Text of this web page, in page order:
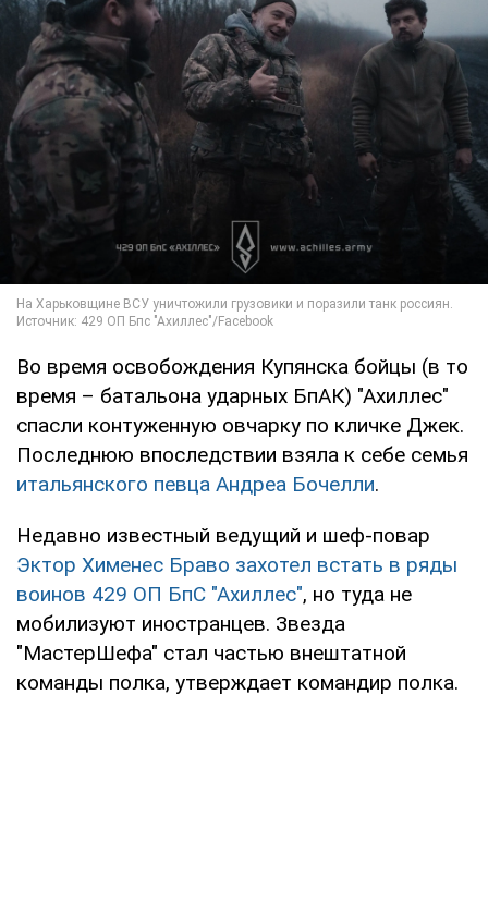
Во время освобождения Купянска бойцы (в то
время – батальона ударных БпАК) "Ахиллес"
спасли контуженную овчарку по кличке Джек.
Последнюю впоследствии взяла к себе семья
итальянского певца Андреа Бочелли.
Недавно известный ведущий и шеф-повар
Эктор Хименес Браво захотел встать в ряды
воинов 429 ОП БпС "Ахиллес", но туда не
мобилизуют иностранцев. Звезда
"МастерШефа" стал частью внештатной
команды полка, утверждает командир полка.